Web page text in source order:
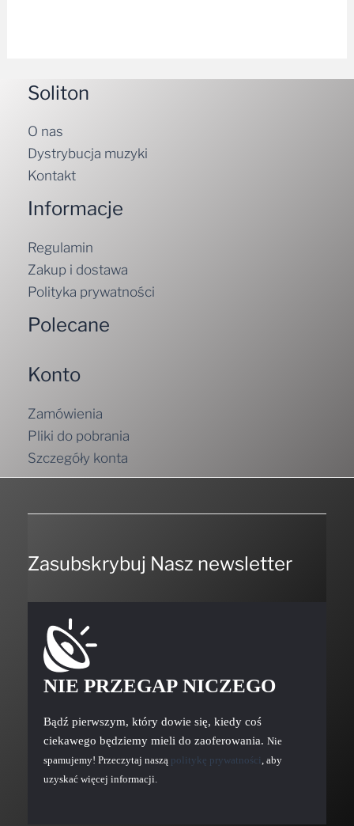
Soliton
O nas
Dystrybucja muzyki
Kontakt
Informacje
Regulamin
Zakup i dostawa
Polityka prywatności
Polecane
Konto
Zamówienia
Pliki do pobrania
Szczegóły konta
Zasubskrybuj Nasz newsletter
NIE PRZEGAP NICZEGO
Bądź pierwszym, który dowie się, kiedy coś
ciekawego będziemy mieli do zaoferowania. Nie
spamujemy! Przeczytaj naszą politykę prywatności, aby
uzyskać więcej informacji.